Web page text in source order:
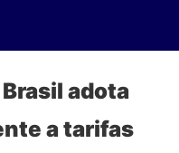
adota
a tarifas